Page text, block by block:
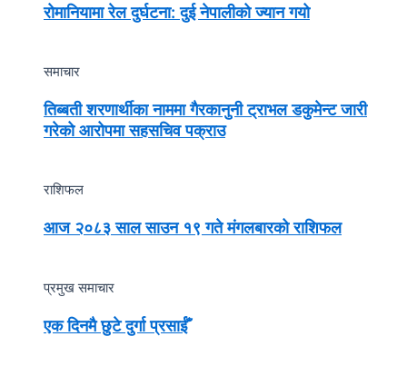
रोमानियामा रेल दुर्घटना: दुई नेपालीको ज्यान गयो
समाचार
तिब्बती शरणार्थीका नाममा गैरकानुनी ट्राभल डकुमेन्ट जारी
गरेको आरोपमा सहसचिव पक्राउ
राशिफल
आज २०८३ साल साउन १९ गते मंगलबारको राशिफल
प्रमुख समाचार
एक दिनमै छुटे दुर्गा प्रसाईँ